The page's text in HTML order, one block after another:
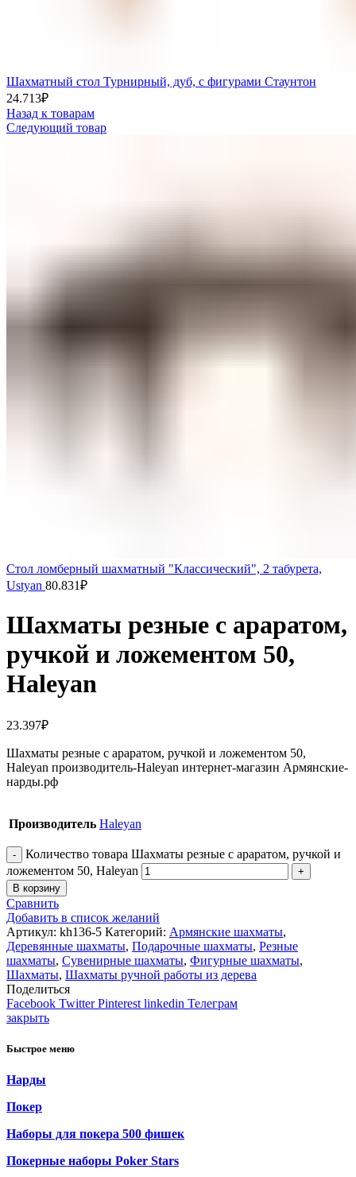
Шахматный стол Турнирный, дуб, с фигурами Стаунтон
24.713₽
Назад к товарам
Следующий товар
Стол ломберный шахматный "Классический", 2 табурета,
Ustyan 80.831₽
Шахматы резные с араратом,
ручкой и ложементом 50,
Haleyan
23.397₽
Шахматы резные с араратом, ручкой и ложементом 50,
Haleyan производитель-Haleyan интернет-магазин Армянские-
нарды.рф
Производитель Haleyan
Количество товара Шахматы резные с араратом, ручкой и
ложементом 50, Haleyan
В корзину
Сравнить
Добавить в список желаний
Артикул: kh136-5 Категорий: Армянские шахматы,
Деревянные шахматы, Подарочные шахматы, Резные
шахматы, Сувенирные шахматы, Фигурные шахматы,
Шахматы, Шахматы ручной работы из дерева
Поделиться
Facebook Twitter Pinterest linkedin Телеграм
закрыть
Быстрое меню
Нарды
Покер
Наборы для покера 500 фишек
Покерные наборы Poker Stars